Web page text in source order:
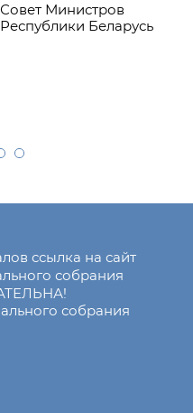
Совет Министров
Республики Беларусь
ссылка на сайт
собрания
собрания